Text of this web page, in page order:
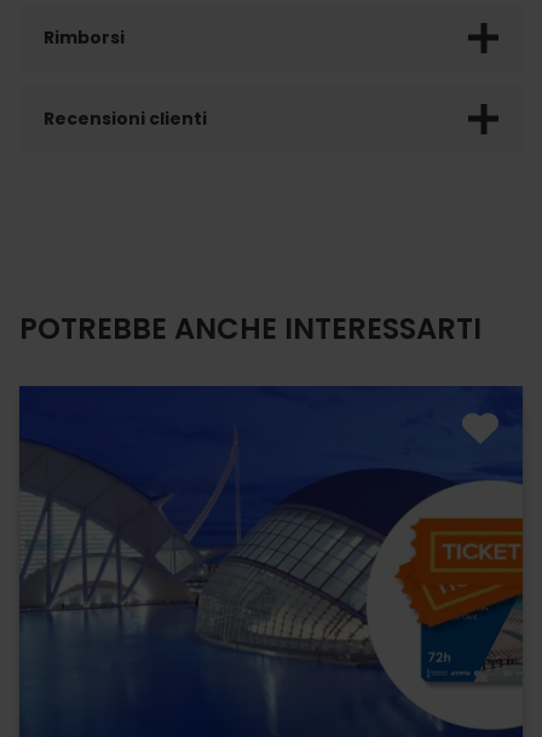
Rimborsi
Recensioni clienti
POTREBBE ANCHE INTERESSARTI